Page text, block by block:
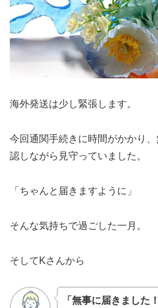
海外発送は少し緊張します。
今回通関手続きに時間がかかり
認しながら見守っていました。
「ちゃんと届きますように」
そんな気持ちで過ごした一月。
そしてKさんから
「無事に届きました！